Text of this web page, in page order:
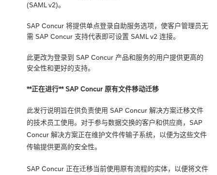
(SAML v2)。
SAP Concur 将提供单点登录自助服务选项，使客户管理员无
需 SAP Concur 支持代表即可设置 SAML v2 连接。
此更改为登录到 SAP Concur 产品和服务的用户提供更高的
安全性和更好的支持。
**正在进行** SAP Concur 原有文件移动迁移
此发行说明旨在供负责使用 SAP Concur 解决方案迁移文件
的技术员工使用。对于参与数据交换的客户和供应商，SAP
Concur 解决方案正在维护文件传输子系统，以便为这些文件
传输提供更高的安全性。
SAP Concur 正在迁移当前使用原有流程的实体，以便将文件